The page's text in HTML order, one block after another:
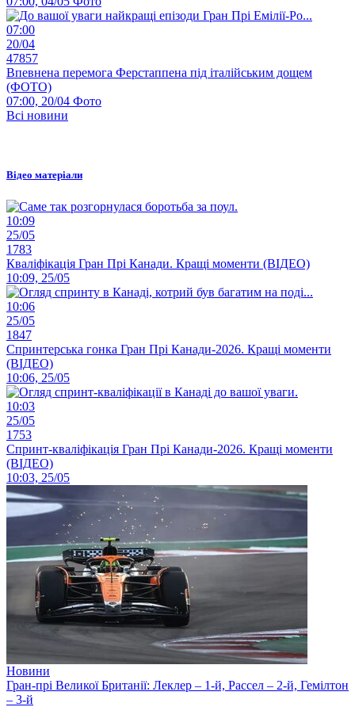
07:00
20/04
47857
Впевнена перемога Ферстаппена під італійським дощем
(ФОТО)
07:00, 20/04 Фото
Всі новини
Відео матеріали
10:09
25/05
1783
Кваліфікація Гран Прі Канади. Кращі моменти (ВІДЕО)
10:09, 25/05
10:06
25/05
1847
Спринтерська гонка Гран Прі Канади-2026. Кращі моменти
(ВІДЕО)
10:06, 25/05
10:03
25/05
1753
Спринт-кваліфікація Гран Прі Канади-2026. Кращі моменти
(ВІДЕО)
10:03, 25/05
Новини
Гран-прі Великої Британії: Леклер – 1-й, Рассел – 2-й, Гемілтон
– 3-й